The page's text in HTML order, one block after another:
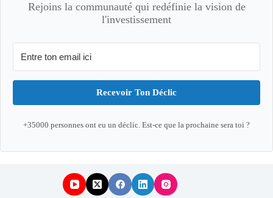
Rejoins la communauté qui redéfinie la vision de
l'investissement
Recevoir Ton Déclic
+35000 personnes ont eu un déclic. Est-ce que la prochaine sera toi ?